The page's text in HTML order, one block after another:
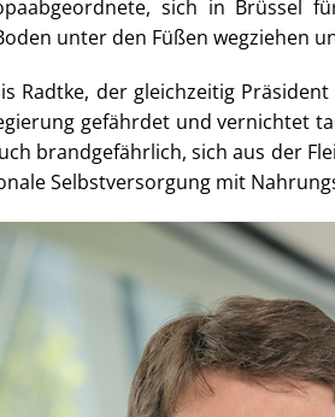
sich in Brüssel
unter den Füßen wegziehen
Radtke, der gleichzeitig
gefährdet und vernichtet
brandgefährlich, sich aus der
Selbstversorgung mit